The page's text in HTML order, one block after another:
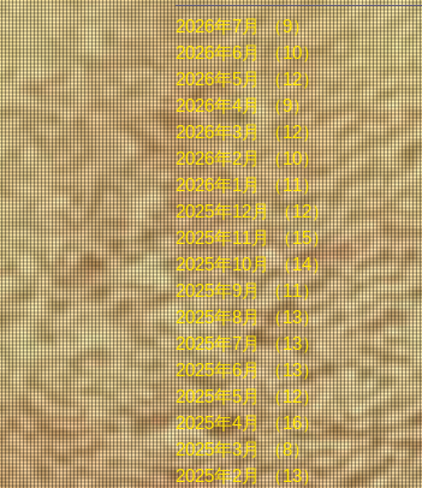
2026年7月 （9）9件の記事
2026年6月 （10）10件の記事
2026年5月 （12）12件の記事
2026年4月 （9）9件の記事
2026年3月 （12）12件の記事
2026年2月 （10）10件の記事
2026年1月 （11）11件の記事
2025年12月 （12）12件の記事
2025年11月 （15）15件の記事
2025年10月 （14）14件の記事
2025年9月 （11）11件の記事
2025年8月 （13）13件の記事
2025年7月 （13）13件の記事
2025年6月 （13）13件の記事
2025年5月 （12）12件の記事
2025年4月 （16）16件の記事
2025年3月 （8）8件の記事
2025年2月 （13）13件の記事